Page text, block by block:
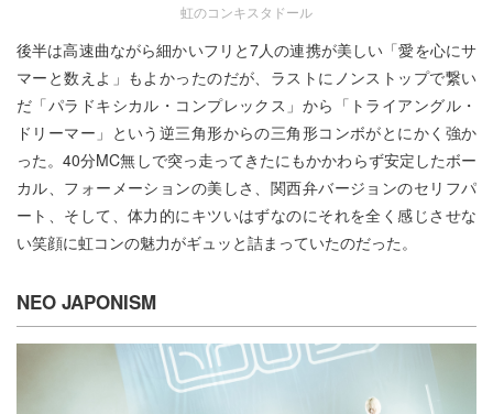
虹のコンキスタドール
後半は高速曲ながら細かいフリと7人の連携が美しい「愛を心にサ
マーと数えよ」もよかったのだが、ラストにノンストップで繋い
だ「パラドキシカル・コンプレックス」から「トライアングル・
ドリーマー」という逆三角形からの三角形コンボがとにかく強か
った。40分MC無しで突っ走ってきたにもかかわらず安定したボー
カル、フォーメーションの美しさ、関西弁バージョンのセリフパ
ート、そして、体力的にキツいはずなのにそれを全く感じさせな
い笑顔に虹コンの魅力がギュッと詰まっていたのだった。
NEO JAPONISM